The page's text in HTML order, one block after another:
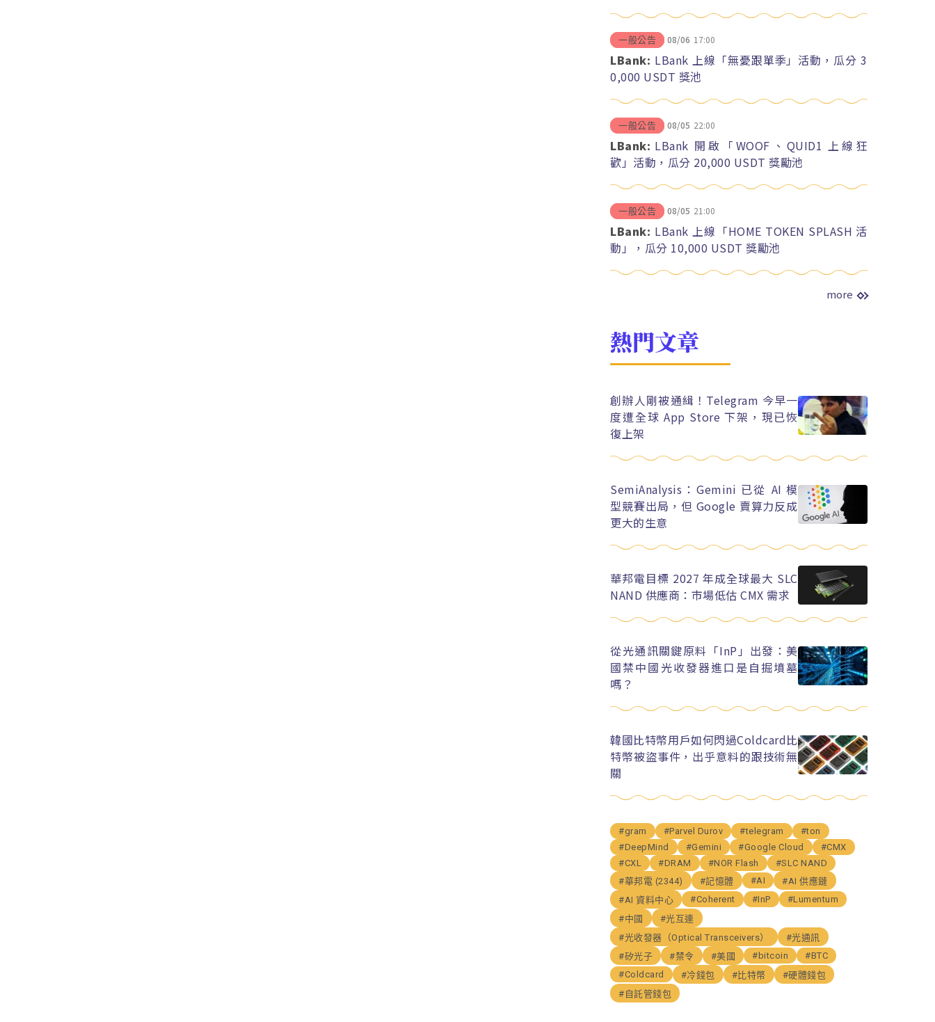
一般公告 08/06 17:00
LBank: LBank 上線「無憂跟單季」活動，瓜分 3
0,000 USDT 獎池
一般公告 08/05 22:00
LBank: LBank 開啟「WOOF、QUID1 上線狂
歡」活動，瓜分 20,000 USDT 獎勵池
一般公告 08/05 21:00
LBank: LBank 上線「HOME TOKEN SPLASH 活
動」，瓜分 10,000 USDT 獎勵池
more
熱門文章
創辦人剛被通緝！Telegram 今早一
度遭全球 App Store 下架，現已恢
復上架
SemiAnalysis：Gemini 已從 AI 模
型競賽出局，但 Google 賣算力反成
更大的生意
華邦電目標 2027 年成全球最大 SLC
NAND 供應商：市場低估 CMX 需求
從光通訊關鍵原料「InP」出發：美
國禁中國光收發器進口是自掘墳墓
嗎？
韓國比特幣用戶如何閃過Coldcard比
特幣被盜事件，出乎意料的跟技術無
關
#gram #Parvel Durov #telegram
#ton
#DeepMind
#Gemini #Google Cloud
#CMX
#CXL
#DRAM #NOR Flash
#SLC NAND
#華邦電 (2344)
#記憶體 #AI
#AI 供應鏈
#AI 資料中心
#Coherent #InP
#Lumentum
#中國
#光互連
#光收發器（Optical Transceivers）
#光通訊
#矽光子
#禁令 #美國 #bitcoin
#BTC
#Coldcard
#冷錢包 #比特幣
#硬體錢包
#自託管錢包